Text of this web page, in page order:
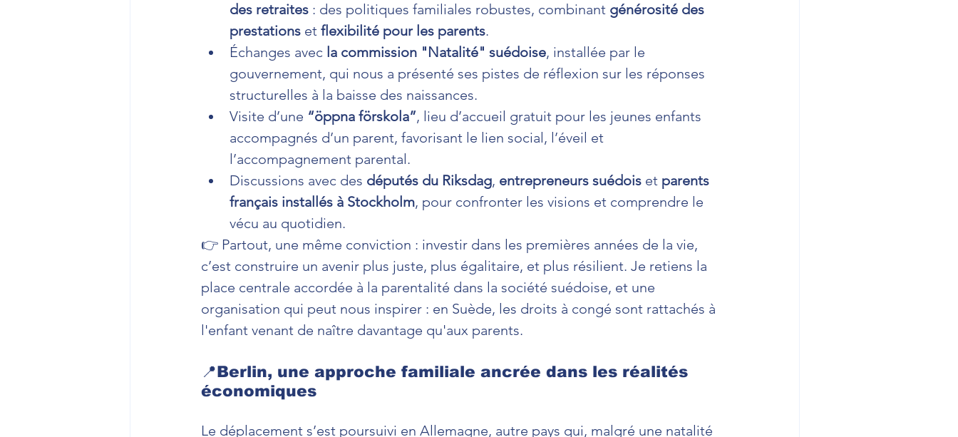
des retraites : des politiques familiales robustes, combinant générosité des
prestations et flexibilité pour les parents.
Échanges avec la commission "Natalité" suédoise, installée par le
gouvernement, qui nous a présenté ses pistes de réflexion sur les réponses
structurelles à la baisse des naissances.
Visite d’une “öppna förskola”, lieu d’accueil gratuit pour les jeunes enfants
accompagnés d’un parent, favorisant le lien social, l’éveil et
l’accompagnement parental.
Discussions avec des députés du Riksdag, entrepreneurs suédois et parents
français installés à Stockholm, pour confronter les visions et comprendre le
vécu au quotidien.
👉 Partout, une même conviction : investir dans les premières années de la vie,
c’est construire un avenir plus juste, plus égalitaire, et plus résilient. Je retiens la
place centrale accordée à la parentalité dans la société suédoise, et une
organisation qui peut nous inspirer : en Suède, les droits à congé sont rattachés à
l'enfant venant de naître davantage qu'aux parents.
📍Berlin, une approche familiale ancrée dans les réalités
économiques
Le déplacement s’est poursuivi en Allemagne, autre pays qui, malgré une natalité